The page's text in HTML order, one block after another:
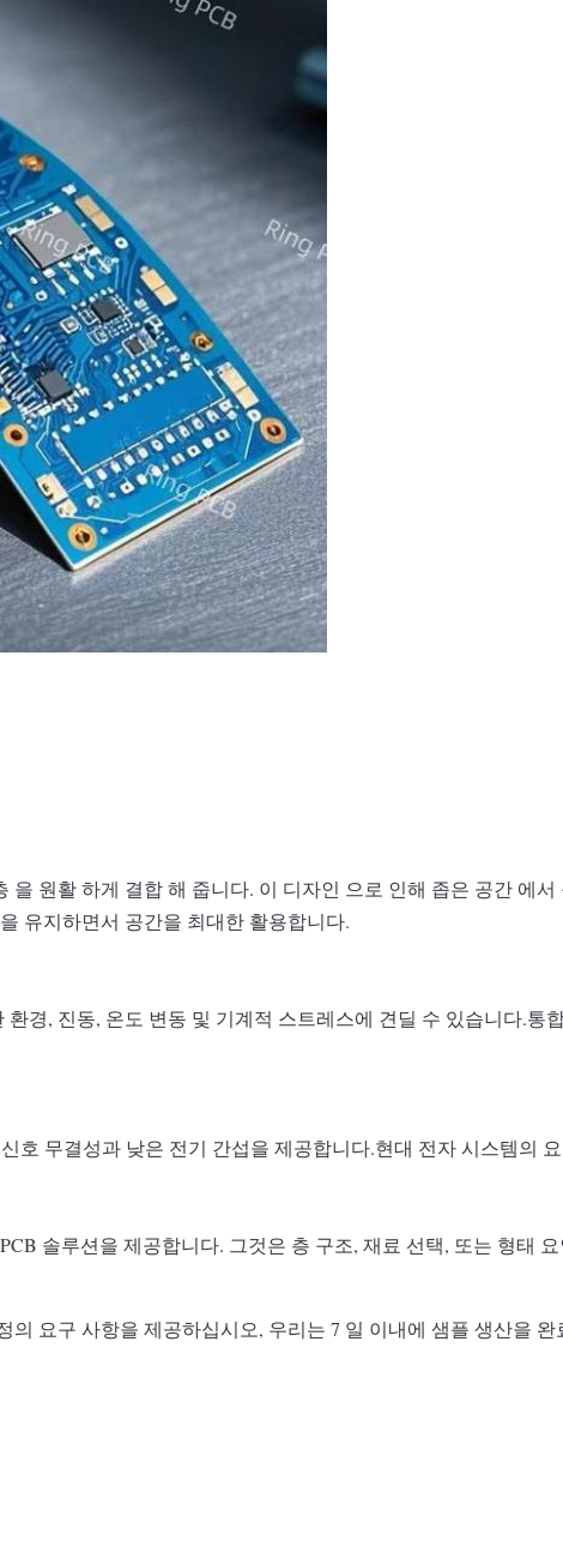
을 원활 하게 결합 해 줍니다. 이 디자인 으로 인해 좁은 공간 에
유지하면서 공간을 최대한 활용합니다.
경, 진동, 온도 변동 및 기계적 스트레스에 견딜 수 있습니다.통
호 무결성과 낮은 전기 간섭을 제공합니다.현대 전자 시스템의
솔루션을 제공합니다. 그것은 층 구조, 재료 선택, 또는 형태
요구 사항을 제공하십시오, 우리는 7 일 이내에 샘플 생산을